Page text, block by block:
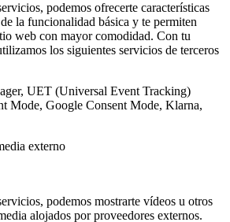
podemos ofrecerte características
la funcionalidad básica y te permiten
web con mayor comodidad. Con tu
los siguientes servicios de terceros
UET (Universal Event Tracking)
Mode, Google Consent Mode, Klarna,
externo
podemos mostrarte vídeos u otros
alojados por proveedores externos.